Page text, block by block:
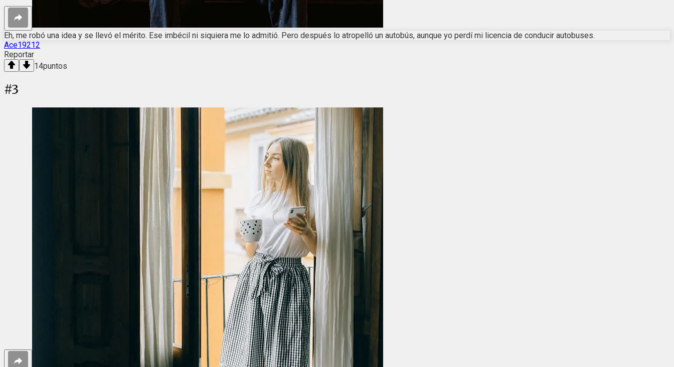
Eh, me robó una idea y se llevó el mérito. Ese imbécil ni siquiera me lo admitió. Pero después lo atropelló un autobús, aunque yo perdí mi licencia de conducir autobuses.
Ace19212
Reportar
14puntos
#3